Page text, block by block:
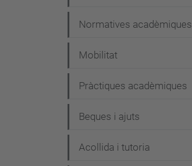
Normatives acadèmiques
Mobilitat
Pràctiques acadèmiques
Beques i ajuts
Acollida i tutoria